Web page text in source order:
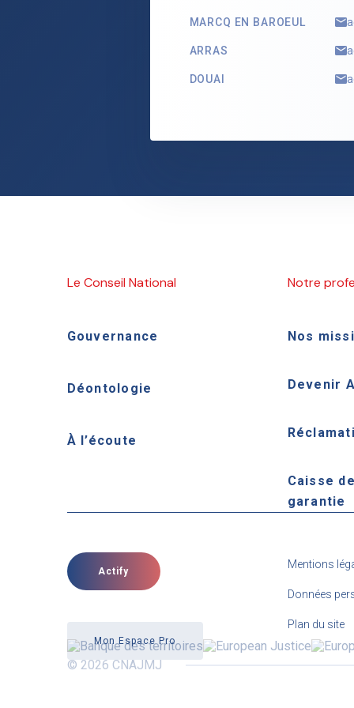
MARCQ EN BAROEUL
ARRAS
DOUAI
Le Conseil National
Gouvernance
Déontologie
À l’écoute
Notre
Nos
Devenir
Caisse
garantie
Actify
Mon Espace Pro
Mentions
Données
Plan du site
© 2026 CNAJMJ